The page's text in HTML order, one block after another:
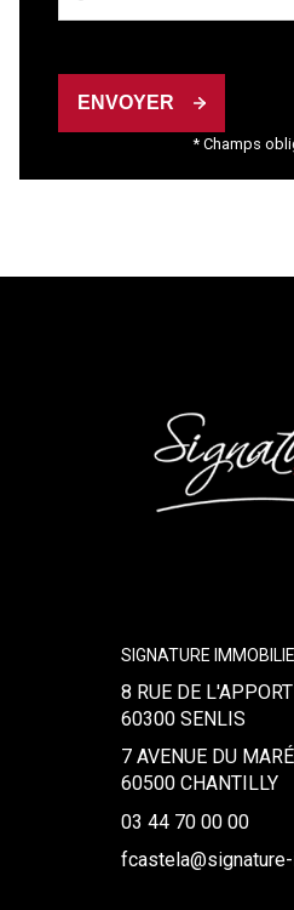
ENVOYER
* Champs
SIGNATURE
8 RUE DE
60300 SENLIS
7 AVENUE DU
60500 CHANTILLY
03 44 70 00 00